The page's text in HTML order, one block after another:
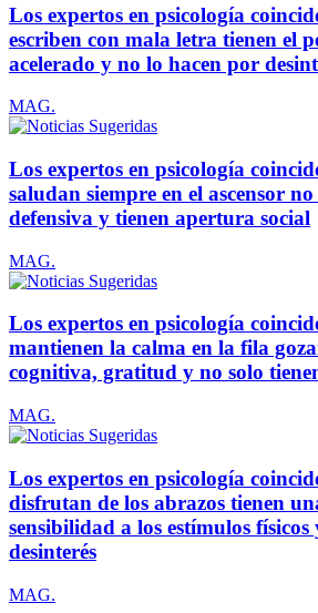
Los expertos en psicología
escriben con mala letra tienen el
acelerado y no lo hacen por
MAG.
Los expertos en psicología
saludan siempre en el ascensor
defensiva y tienen apertura social
MAG.
Los expertos en psicología
mantienen la calma en la fila
cognitiva, gratitud y no solo
MAG.
Los expertos en psicología
disfrutan de los abrazos tienen
sensibilidad a los estímulos físicos
desinterés
MAG.